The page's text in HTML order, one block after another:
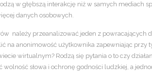
w głębszą interakcję niż w samych mediach
danych osobowych.
należy przeanalizować jeden z powracających
na anonimowość użytkownika zapewniając przy
wirtualnym? Rodzą się pytania o to czy
wolność słowa i ochronę godności ludzkiej, a